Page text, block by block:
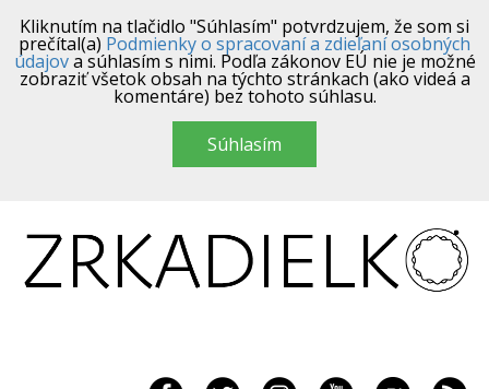
Kliknutím na tlačidlo "Súhlasím" potvrdzujem, že som si
prečítal(a) Podmienky o spracovaní a zdieľaní osobných
údajova súhlasím s nimi. Podľa zákonov EÚ nie je možné
zobraziť všetok obsah na týchto stránkach (ako videá a
komentáre) bez tohoto súhlasu.
Súhlasím